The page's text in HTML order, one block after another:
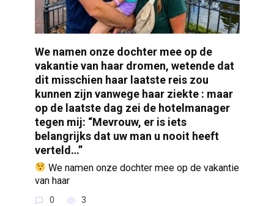
We namen onze dochter mee op de
vakantie van haar dromen, wetende dat
dit misschien haar laatste reis zou
kunnen zijn vanwege haar ziekte : maar
op de laatste dag zei de hotelmanager
tegen mij: “Mevrouw, er is iets
belangrijks dat uw man u nooit heeft
verteld…”
We namen onze dochter mee op de vakantie
van haar
0 3